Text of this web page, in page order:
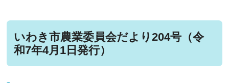
いわき市農業委員会だより204号（令
和7年4月1日発行）